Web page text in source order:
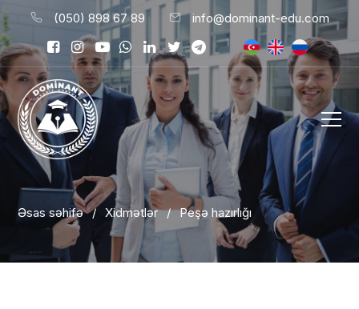
(050) 898 67 89 info@dominant-edu.com
Əsas səhifə / Xidmətlər / Peşə hazırlığı